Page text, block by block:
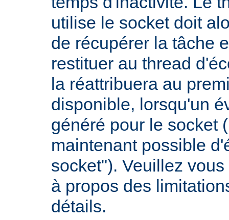
utilise le socket doit
de récupérer la tâche
restituer au thread
la réattribuera au
disponible, lorsqu'un
généré pour le socket
maintenant possible
socket"). Veuillez
à propos des
détails.